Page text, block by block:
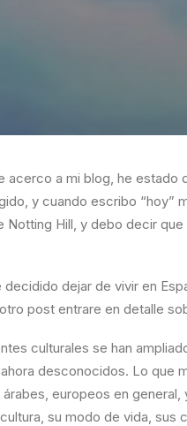
acerco a mi blog, he
y cuando escribo “hoy”
Notting Hill, y debo decir
decidido dejar de vivir en
post entrare en detalle
culturales se han
desconocidos. Lo que
europeos en
su modo de vida,